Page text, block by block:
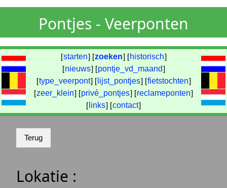
Pontjes - Veerponten
[starten] [zoeken] [ historisch]
[nieuws] [pontje_vd_maand]
[type_veerpont] [ lijst_pontjes] [fietstochten]
[zeer_klein] [privé_pontjes] [reclameponten]
[ links] [contact]
Lokatie :